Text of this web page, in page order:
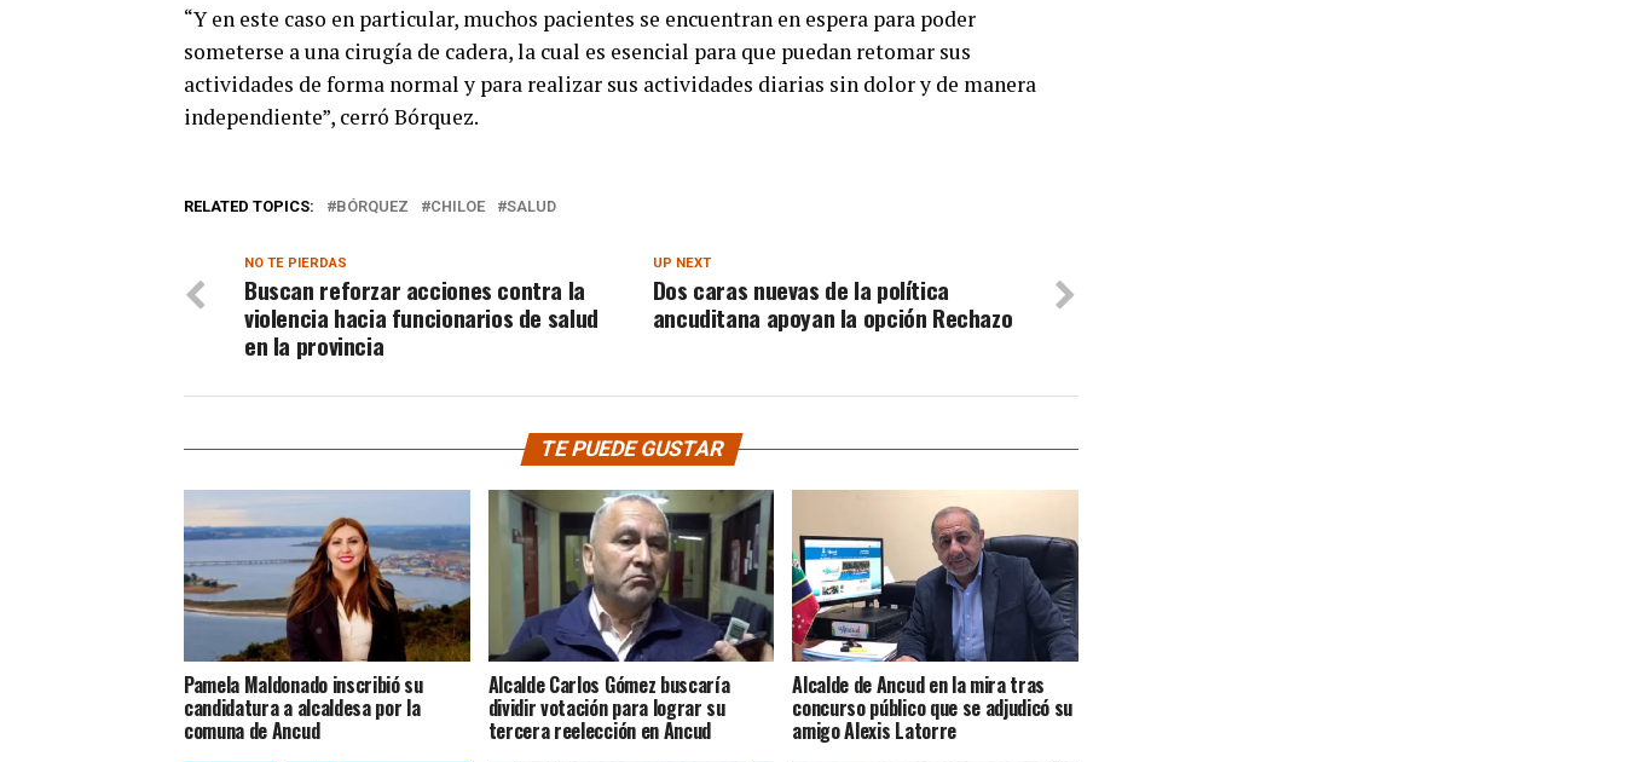
“Y en este caso en particular, muchos pacientes se encuentran en espera para poder
someterse a una cirugía de cadera, la cual es esencial para que puedan retomar sus
actividades de forma normal y para realizar sus actividades diarias sin dolor y de manera
independiente”, cerró Bórquez.
RELATED TOPICS: BÓRQUEZ CHILOE SALUD
UP NEXT
Dos caras nuevas de la política
ancuditana apoyan la opción Rechazo
NO TE PIERDAS
Buscan reforzar acciones contra la
violencia hacia funcionarios de salud
en la provincia
TE PUEDE GUSTAR
Pamela Maldonado inscribió su
candidatura a alcaldesa por la
comuna de Ancud
Alcalde Carlos Gómez buscaría
dividir votación para lograr su
tercera reelección en Ancud
Alcalde de Ancud en la mira tras
concurso público que se adjudicó su
amigo Alexis Latorre